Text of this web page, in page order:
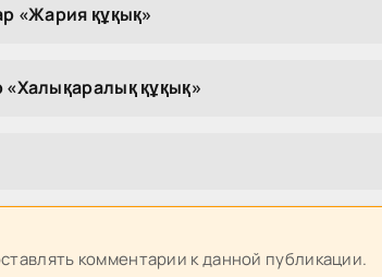
«Жария құқық»
құқық»
комментарии к данной публикации.